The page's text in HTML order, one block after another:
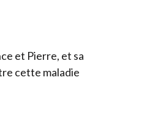
et Pierre, et sa
cette maladie